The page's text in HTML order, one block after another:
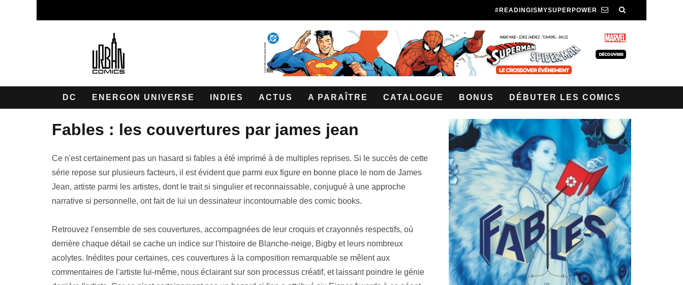
#READINGISMYSUPERPOWER
DC ENERGON UNIVERSE INDIES ACTUS A PARAÎTRE CATALOGUE BONUS DÉBUTER LES COMICS
fables : les couvertures par james jean
Ce n'est certainement pas un hasard si fables a été imprimé à de multiples reprises. Si le succès de cette
série repose sur plusieurs facteurs, il est évident que parmi eux figure en bonne place le nom de James
Jean, artiste parmi les artistes, dont le trait si singulier et reconnaissable, conjugué à une approche
narrative si personnelle, ont fait de lui un dessinateur incontournable des comic books.
Retrouvez l'ensemble de ses couvertures, accompagnées de leur croquis et crayonnés respectifs, où
derrière chaque détail se cache un indice sur l'histoire de Blanche-neige, Bigby et leurs nombreux
acolytes. Inédites pour certaines, ces couvertures à la composition remarquable se mêlent aux
commentaires de l'artiste lui-même, nous éclairant sur son processus créatif, et laissant poindre le génie